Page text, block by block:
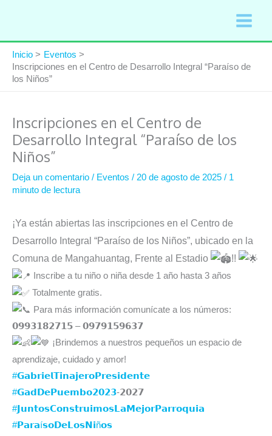
contenido
Inicio
Eventos
Inscripciones en el Centro de Desarrollo Integral “Paraíso de
los Niños”
Inscripciones en el Centro de
Desarrollo Integral “Paraíso de los
Niños”
Deja un comentario / Eventos / 20 de agosto de 2025 / 1
minuto de lectura
¡Ya están abiertas las inscripciones en el Centro de
Desarrollo Integral “Paraíso de los Niños”, ubicado en la
Comuna de Mangahuantag, Frente al Estadio
!!
Inscribe a tu niño o niña desde 1 año hasta 3 años
Totalmente gratis.
Para más información comunícate a los números:
𝟬𝟵𝟵𝟯𝟭𝟴𝟮𝟳𝟭𝟱 – 𝟬𝟵𝟳𝟵𝟭𝟱𝟵𝟲𝟯𝟳
¡Brindemos a nuestros pequeños un espacio de
aprendizaje, cuidado y amor!
#𝗚𝗮𝗯𝗿𝗶𝗲𝗹𝗧𝗶𝗻𝗮𝗷𝗲𝗿𝗼𝗣𝗿𝗲𝘀𝗶𝗱𝗲𝗻𝘁𝗲
#𝗚𝗮𝗱𝗗𝗲𝗣𝘂𝗲𝗺𝗯𝗼𝟮𝟬𝟮𝟯-𝟮𝟬𝟮𝟳⁣⁣⁣⁣⁣
#𝗝𝘂𝗻𝘁𝗼𝘀𝗖𝗼𝗻𝘀𝘁𝗿𝘂𝗶𝗺𝗼𝘀𝗟𝗮𝗠𝗲𝗷𝗼𝗿𝗣𝗮𝗿𝗿𝗼𝗾𝘂𝗶𝗮
#𝗣𝗮𝗿𝗮í𝘀𝗼𝗗𝗲𝗟𝗼𝘀𝗡𝗶ñ𝗼𝘀